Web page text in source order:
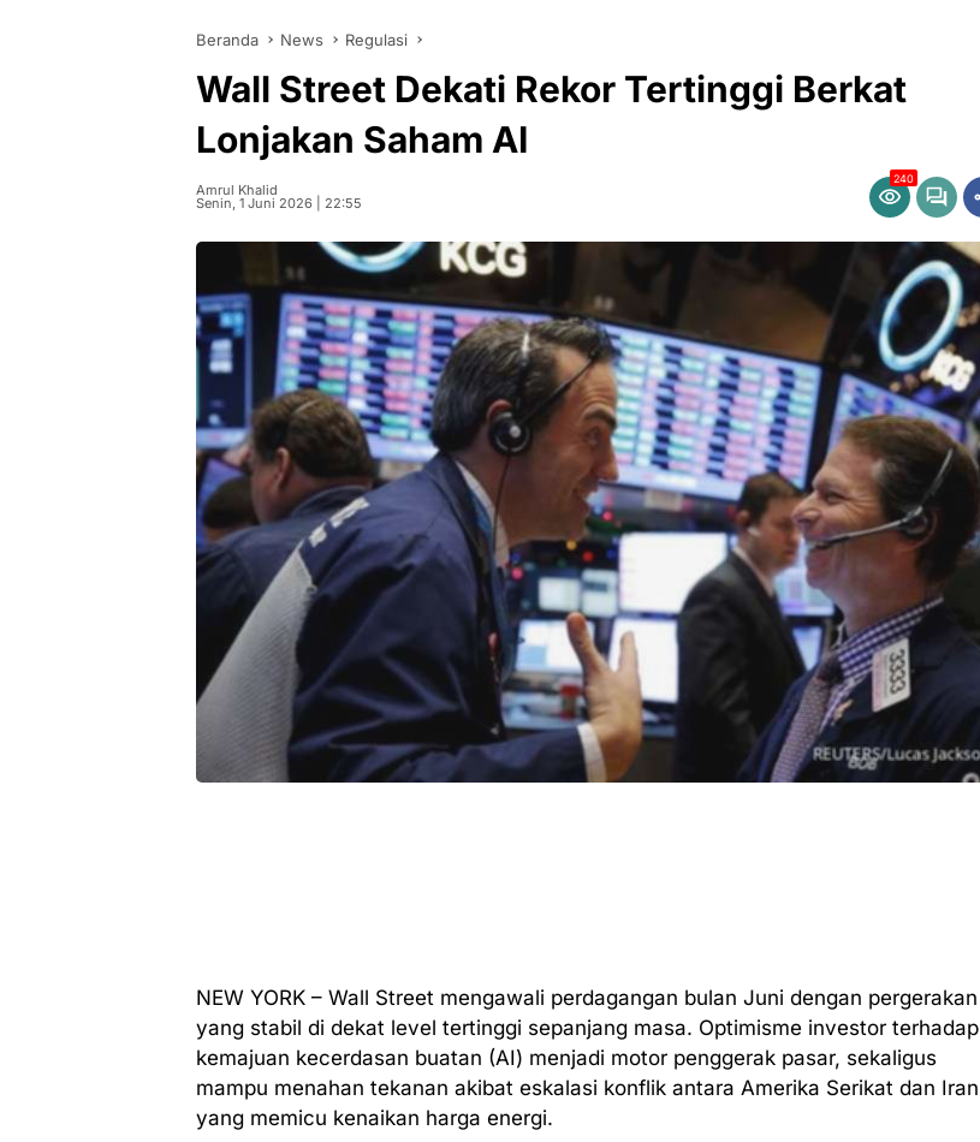
Beranda News Regulasi
Wall Street Dekati Rekor Tertinggi Berkat
Lonjakan Saham AI
Amrul Khalid
Senin, 1 Juni 2026 | 22:55
240
NEW YORK – Wall Street mengawali perdagangan bulan Juni dengan pergerakan
yang stabil di dekat level tertinggi sepanjang masa. Optimisme investor terhadap
kemajuan kecerdasan buatan (AI) menjadi motor penggerak pasar, sekaligus
mampu menahan tekanan akibat eskalasi konflik antara Amerika Serikat dan Iran
yang memicu kenaikan harga energi.